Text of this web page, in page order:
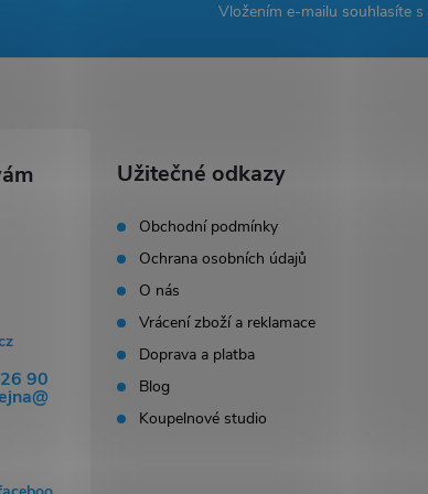
Vložením e-mailu souhlasíte s
90
Užitečné odkazy
Obchodní podmínky
Ochrana osobních údajů
O nás
Vrácení zboží a reklamace
Doprava a platba
Blog
Koupelnové studio